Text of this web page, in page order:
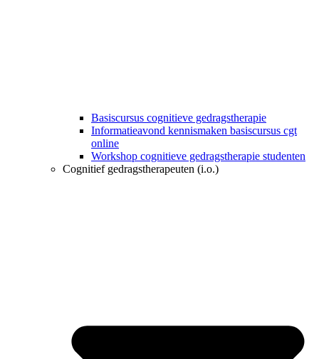
Basiscursus cognitieve gedragstherapie
Informatieavond kennismaken basiscursus cgt
online
Workshop cognitieve gedragstherapie studenten
Cognitief gedragstherapeuten (i.o.)